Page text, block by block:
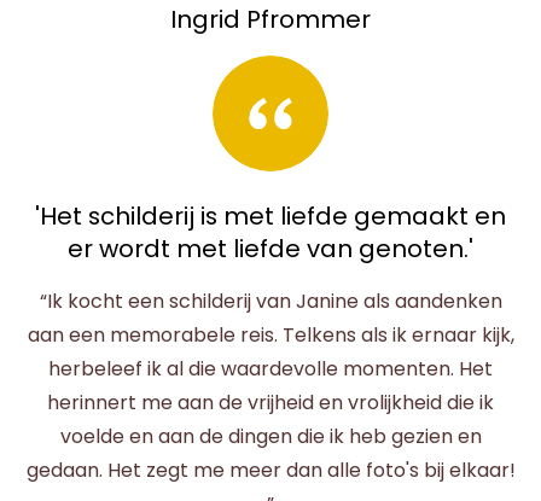
Ingrid Pfrommer
'Het schilderij is met liefde gemaakt en
er wordt met liefde van genoten.'
“Ik kocht een schilderij van Janine als aandenken
aan een memorabele reis. Telkens als ik ernaar kijk,
herbeleef ik al die waardevolle momenten. Het
herinnert me aan de vrijheid en vrolijkheid die ik
voelde en aan de dingen die ik heb gezien en
gedaan. Het zegt me meer dan alle foto's bij elkaar!